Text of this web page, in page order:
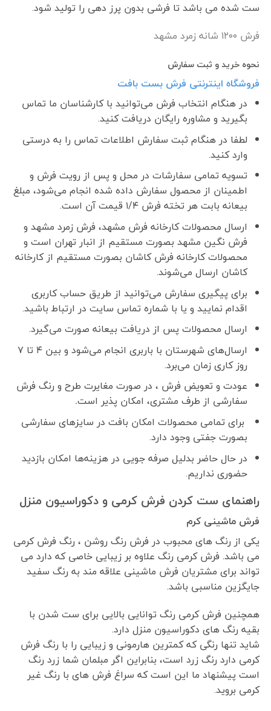
ست شده می باشد تا فرشی بدون پرز دهی را تولید شود.
فرش ١٢٠٠ شانه زمرد مشهد
نحوه خرید و ثبت سفارش
فروشگاه اینترنتی فرش بست بافت
در هنگام انتخاب فرش می‌توانید با کارشناسان ما تماس
بگیرید و مشاوره رایگان دریافت کنید.
لطفا در هنگام ثبت سفارش اطلاعات تماس را به درستی
وارد کنید.
تسویه تمامی سفارشات در محل و پس از رویت فرش و
اطمینان از محصول سفارش داده شده انجام می‌شود، مبلغ
بیعانه بابت هر تخته فرش ۱/۴ قیمت آن است.
ارسال محصولات کارخانه فرش مشهد، فرش زمرد مشهد و
فرش نگین مشهد بصورت مستقیم از انبار تهران است و
محصولات کارخانه فرش کاشان بصورت مستقیم از کارخانه
کاشان ارسال می‌شوند.
برای پیگیری سفارش می‌توانید از طریق حساب کاربری
اقدام نمایید و یا با شماره تماس سایت در ارتباط باشید.
ارسال محصولات پس از دریافت بیعانه صورت می‌گیرد.
ارسال‌های شهرستان با باربری انجام می‌شود و بین ۴ تا ۷
روز کاری زمان می‌برد.
عودت و تعویض فرش ، در صورت مغایرت طرح و رنگ فرش
سفارشی از طرف مشتری، امکان پذیر است.
برای تمامی محصولات امکان بافت در سایزهای سفارشی
بصورت جفتی وجود دارد.
در حال حاضر بدلیل صرفه جویی در هزینه‌ها امکان بازدید
حضوری نداریم.
راهنمای ست کردن فرش کرمی و دکوراسیون منزل
فرش ماشینی کرم
یکی از رنگ های محبوب در فرش رنگ روشن ، رنگ فرش کرمی
می باشد. فرش کرمی رنگ علاوه بر زیبایی خاصی که دارد می
تواند برای مشتریان فرش ماشینی علاقه مند به رنگ سفید
جایگزین مناسبی باشد.
همچنین فرش کرمی رنگ توانایی بالایی برای ست شدن با
بقیه رنگ های دکوراسیون منزل دارد.
شاید تنها رنگی که کمترین هارمونی و زیبایی را با رنگ فرش
کرمی دارد رنگ زرد است، بنابراین اگر مبلمان شما زرد رنگ
است پیشنهاد ما این است که سراغ فرش های با رنگ غیر
کرمی بروید.